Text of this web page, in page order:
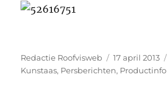
Auteur
Redactie Roofvisweb
Geplaatst
op
17 april 2013
Kunstaas, Persberichten, Productinfo